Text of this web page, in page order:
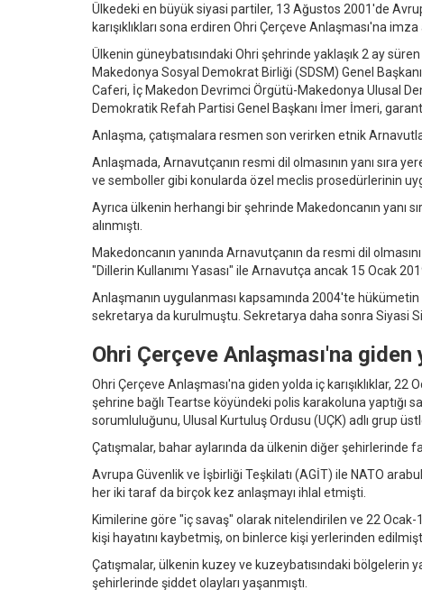
Ülkedeki en büyük siyasi partiler, 13 Ağustos 2001'de
karışıklıkları sona erdiren Ohri Çerçeve Anlaşması'na imza
Ülkenin güneybatısındaki Ohri şehrinde yaklaşık 2 ay
Makedonya Sosyal Demokrat Birliği (SDSM) Genel
Caferi, İç Makedon Devrimci Örgütü-Makedonya Ulusal
Demokratik Refah Partisi Genel Başkanı İmer İmeri,
Anlaşma, çatışmalara resmen son verirken etnik
Anlaşmada, Arnavutçanın resmi dil olmasının yanı sıra
ve semboller gibi konularda özel meclis prosedürlerinin
Ayrıca ülkenin herhangi bir şehrinde Makedoncanın yanı
alınmıştı.
Makedoncanın yanında Arnavutçanın da resmi dil
"Dillerin Kullanımı Yasası" ile Arnavutça ancak 15 Ocak
Anlaşmanın uygulanması kapsamında 2004'te
sekretarya da kurulmuştu. Sekretarya daha sonra Siyasi
Ohri Çerçeve Anlaşması'na giden
Ohri Çerçeve Anlaşması'na giden yolda iç karışıklıklar,
şehrine bağlı Teartse köyündeki polis karakoluna yaptığı
sorumluluğunu, Ulusal Kurtuluş Ordusu (UÇK) adlı grup
Çatışmalar, bahar aylarında da ülkenin diğer şehirlerinde
Avrupa Güvenlik ve İşbirliği Teşkilatı (AGİT) ile NATO
her iki taraf da birçok kez anlaşmayı ihlal etmişti.
Kimilerine göre "iç savaş" olarak nitelendirilen ve 22
kişi hayatını kaybetmiş, on binlerce kişi yerlerinden
Çatışmalar, ülkenin kuzey ve kuzeybatısındaki bölgelerin
şehirlerinde şiddet olayları yaşanmıştı.